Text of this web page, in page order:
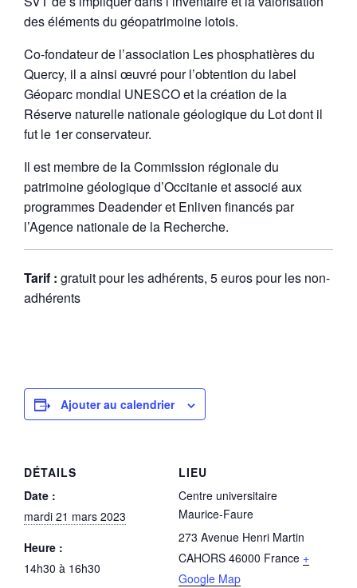
des éléments du géopatrimoine lotois.
Co-fondateur de l’association Les phosphatières du
Quercy, il a ainsi œuvré pour l’obtention du label
Géoparc mondial UNESCO et la création de la
Réserve naturelle nationale géologique du Lot dont il
fut le 1er conservateur.
Il est membre de la Commission régionale du
patrimoine géologique d’Occitanie et associé aux
programmes Deadender et Enliven financés par
l’Agence nationale de la Recherche.
Tarif : gratuit pour les adhérents, 5 euros pour les non-
adhérents
Ajouter au calendrier
DÉTAILS
Date :
mardi 21 mars 2023
Heure :
14h30 à 16h30
LIEU
Centre universitaire
Maurice-Faure
273 Avenue Henri Martin
CAHORS 46000 France +
Google Map